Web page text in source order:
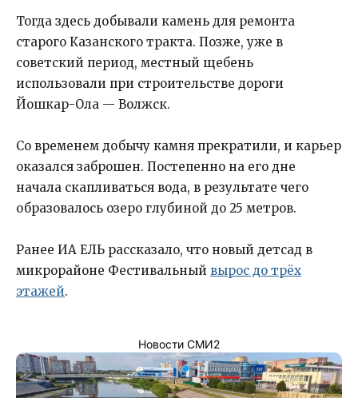
Тогда здесь добывали камень для ремонта
старого Казанского тракта. Позже, уже в
советский период, местный щебень
использовали при строительстве дороги
Йошкар-Ола — Волжск.
Со временем добычу камня прекратили, и карьер
оказался заброшен. Постепенно на его дне
начала скапливаться вода, в результате чего
образовалось озеро глубиной до 25 метров.
Ранее ИА ЕЛЬ рассказало, что новый детсад в
микрорайоне Фестивальный вырос до трёх
этажей.
Новости СМИ2